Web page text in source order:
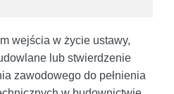
wejścia w życie ustawy,
lub stwierdzenie
zawodowego do pełnienia